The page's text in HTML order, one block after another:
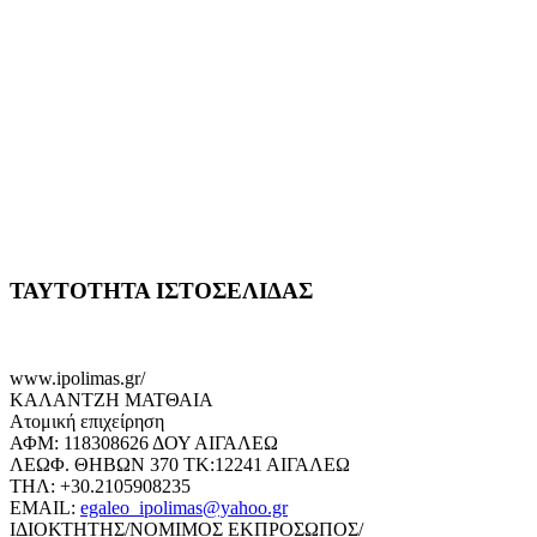
ΤΑΥΤΟΤΗΤΑ ΙΣΤΟΣΕΛΙΔΑΣ
www.ipolimas.gr/
ΚΑΛΑΝΤΖΗ ΜΑΤΘΑΙΑ
Ατομική επιχείρηση
ΑΦΜ: 118308626 ΔΟΥ ΑΙΓΑΛΕΩ
ΛΕΩΦ. ΘΗΒΩΝ 370 ΤΚ:12241 ΑΙΓΑΛΕΩ
ΤΗΛ: +30.2105908235
EMAIL: egaleo_ipolimas@yahoo.gr
ΙΔΙΟΚΤΗΤΗΣ/ΝΟΜΙΜΟΣ ΕΚΠΡΟΣΩΠΟΣ/